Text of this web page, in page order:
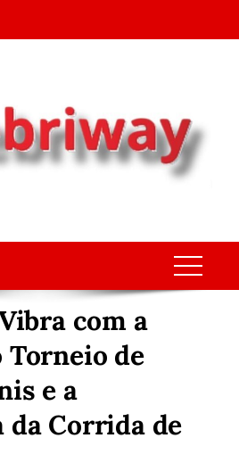
com a
Torneio de
e a
da Corrida de